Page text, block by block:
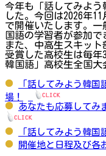
今年も「話してみよう
した。今回は2026年
で開催いたします。
国語の学習者が参加で
また、中高生スキッ
受賞した高校生は毎年
韓国語」高校生全国大
「話してみよう韓国
場！
あなたも応募してみ
「話してみよう韓
開催地と日程及び各